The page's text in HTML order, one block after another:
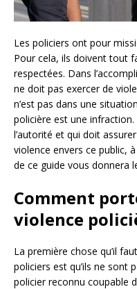
Les policiers ont pour
Pour cela, ils doivent tout
respectées. Dans
ne doit pas exercer de
n’est pas dans une
policière est une
l’autorité et qui doit
violence envers ce public,
de ce guide vous donnera
Comment
violence
La première chose qu’il
policiers est qu’ils ne sont
policier reconnu coupable